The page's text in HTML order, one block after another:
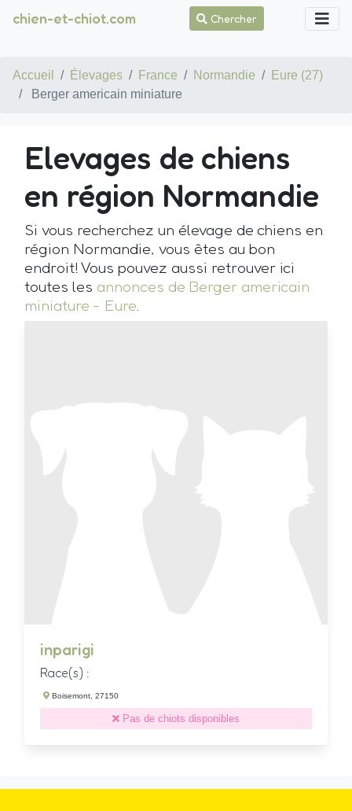
chien-et-chiot.com Chercher
Accueil Élevages France Normandie
Eure (27)
Berger americain miniature
Elevages de chiens
en région Normandie
Si vous recherchez un élevage de chiens en
région Normandie, vous êtes au bon
endroit! Vous pouvez aussi retrouver ici
toutes les annonces de Berger americain
miniature - Eure.
inparigi
Race(s) :
Boisemont, 27150
Pas de chiots disponibles